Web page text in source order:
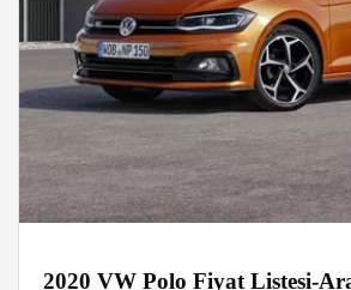
2020 VW Polo Fiyat Listesi-